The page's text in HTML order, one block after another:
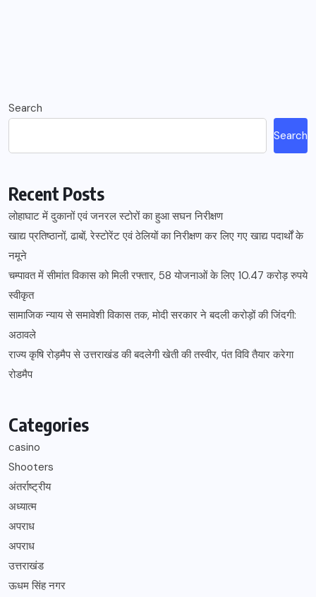
Search
Search
Recent Posts
लोहाघाट में दुकानों एवं जनरल स्टोरों का हुआ सघन निरीक्षण
खाद्य प्रतिष्ठानों, ढाबों, रेस्टोरेंट एवं ठेलियों का निरीक्षण कर लिए गए खाद्य पदार्थों के
नमूने
चम्पावत में सीमांत विकास को मिली रफ्तार, 58 योजनाओं के लिए 10.47 करोड़ रुपये
स्वीकृत
सामाजिक न्याय से समावेशी विकास तक, मोदी सरकार ने बदली करोड़ों की जिंदगी:
अठावले
राज्य कृषि रोड़मैप से उत्तराखंड की बदलेगी खेती की तस्वीर, पंत विवि तैयार करेगा
रोडमैप
Categories
casino
Shooters
अंतर्राष्ट्रीय
अध्यात्म
अपराध
अपराध
उत्तराखंड
ऊधम सिंह नगर